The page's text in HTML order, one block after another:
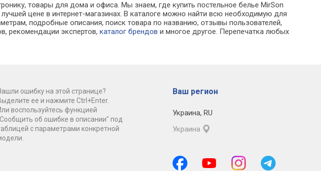
товары для дома и офиса. Мы знаем, где купить постельное белье MirSon
цене в интернет-магазинах. В каталоге можно найти всю необходимую для
подробные описания, поиск товара по названию, отзывы пользователей,
рекомендации экспертов,каталог брендов и многое другое. Перепечатка любых
ошибку на этой странице?
ее и нажмите Ctrl+Enter.
воспользуйтесь функцией
об ошибке в описании" под
с параметрами конкретной
Ваш регион
Украина, RU
Украина